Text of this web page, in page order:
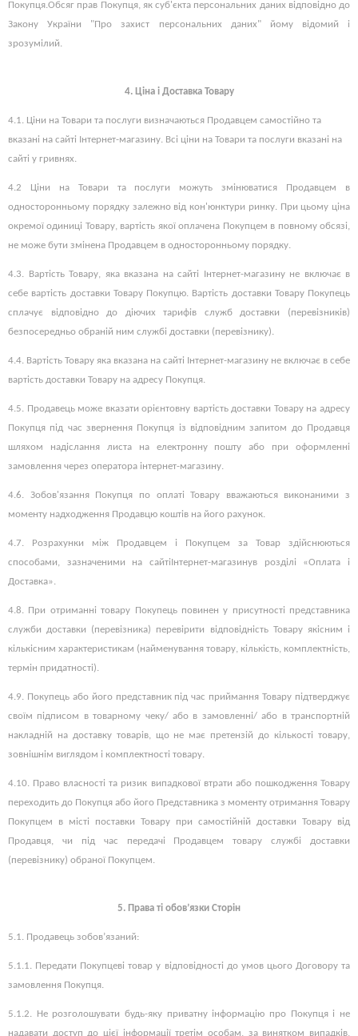
Покупця.Обсяг прав Покупця, як суб'єкта персональних даних відповідно до
Закону України "Про захист персональних даних" йому відомий і
зрозумілий.
4. Ціна і Доставка Товару
4.1. Ціни на Товари та послуги визначаються Продавцем самостійно та
вказані на сайті Інтернет-магазину. Всі ціни на Товари та послуги вказані на
сайті у гривнях.
4.2 Ціни на Товари та послуги можуть змінюватися Продавцем в
односторонньому порядку залежно від кон'юнктури ринку. При цьому ціна
окремої одиниці Товару, вартість якої оплачена Покупцем в повному обсязі,
не може бути змінена Продавцем в односторонньому порядку.
4.3. Вартість Товару, яка вказана на сайті Інтернет-магазину не включає в
себе вартість доставки Товару Покупцю. Вартість доставки Товару Покупець
сплачує відповідно до діючих тарифів служб доставки (перевізників)
безпосередньо обраній ним службі доставки (перевізнику).
4.4. Вартість Товару яка вказана на сайті Інтернет-магазину не включає в себе
вартість доставки Товару на адресу Покупця.
4.5. Продавець може вказати орієнтовну вартість доставки Товару на адресу
Покупця під час звернення Покупця із відповідним запитом до Продавця
шляхом надіслання листа на електронну пошту або при оформленні
замовлення через оператора інтернет-магазину.
4.6. Зобов'язання Покупця по оплаті Товару вважаються виконаними з
моменту надходження Продавцю коштів на його рахунок.
4.7. Розрахунки між Продавцем і Покупцем за Товар здійснюються
способами, зазначеними на сайтіІнтернет-магазинув розділі «Оплата і
Доставка».
4.8. При отриманні товару Покупець повинен у присутності представника
служби доставки (перевізника) перевірити відповідність Товару якісним і
кількісним характеристикам (найменування товару, кількість, комплектність,
термін придатності).
4.9. Покупець або його представник під час приймання Товару підтверджує
своїм підписом в товарному чеку/ або в замовленні/ або в транспортній
накладній на доставку товарів, що не має претензій до кількості товару,
зовнішнім виглядом і комплектності товару.
4.10. Право власності та ризик випадкової втрати або пошкодження Товару
переходить до Покупця або його Представника з моменту отримання Товару
Покупцем в місті поставки Товару при самостійній доставки Товару від
Продавця, чи під час передачі Продавцем товару службі доставки
(перевізнику) обраної Покупцем.
5. Права ті обов’язки Сторін
5.1. Продавець зобов’язаний:
5.1.1. Передати Покупцеві товар у відповідності до умов цього Договору та
замовлення Покупця.
5.1.2. Не розголошувати будь-яку приватну інформацію про Покупця і не
надавати доступ до цієї інформації третім особам, за винятком випадків,